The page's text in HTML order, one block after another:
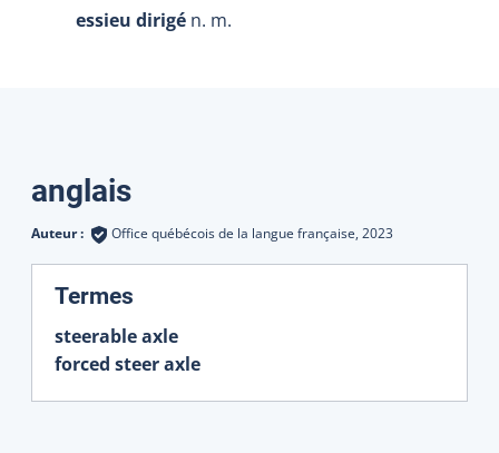
essieu dirigé n. m.
Traductions
anglais
Auteur : Office québécois de la langue française, 2023
Termes
steerable axle
forced steer axle